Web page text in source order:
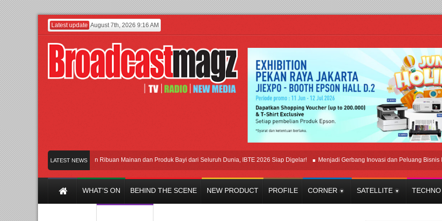
Latest update August 7th, 2026 9:16 AM
LATEST NEWS
Meramaikan Jakarta dengan Ribuan Mainan dan Produk Bayi dari Seluruh Dunia, IBTE 2026 Siap Digelar! Menjadi Gerbang Inovasi dan Peluang Bisnis
WHAT’S ON BEHIND THE SCENE NEW PRODUCT PROFILE CORNER SATELLITE TECHNO